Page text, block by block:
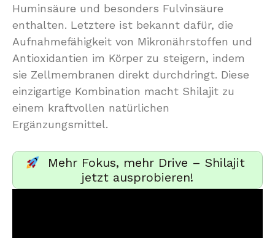
Huminsäure und besonders Fulvinsäure
enthalten. Letztere ist bekannt dafür, die
Aufnahmefähigkeit von Mikronährstoffen und
Antioxidantien im Körper zu steigern, indem
sie Zellmembranen direkt durchdringt. Diese
einzigartige Kombination macht Shilajit zu
einem kraftvollen natürlichen
Ergänzungsmittel.
Mehr Fokus, mehr Drive – Shilajit
jetzt ausprobieren!